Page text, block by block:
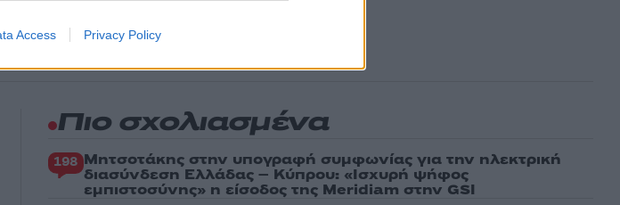
Access Privacy Policy
Πιο σχολιασμένα
198 Μητσοτάκης στην υπογραφή συμφωνίας για την ηλεκτρική
διασύνδεση Ελλάδας – Κύπρου: «Ισχυρή ψήφος
εμπιστοσύνης» η είσοδος της Meridiam στην GSI